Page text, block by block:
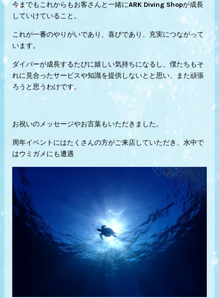
今までもこれからもお客さんと一緒にARK Diving Shopが成長
していけていること。
これが一番のやりがいであり、喜びであり、充実につながって
います。
ダイバーが成長するたびに嬉しい気持ちになるし、僕たちもそ
れに見合ったサービスや知識を提供しないとと思い、また頑張
ろうと思うわけです。
お祝いのメッセージやお言葉もいただきました。
周年イベントにはたくさんの方がご来店していただき、水中で
はウミガメにも遭遇